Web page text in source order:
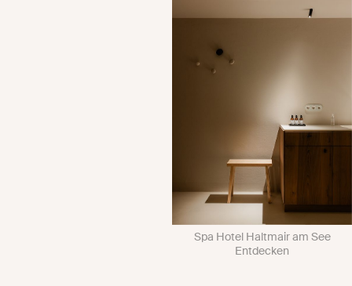
Spa Hotel Haltmair am See
Entdecken